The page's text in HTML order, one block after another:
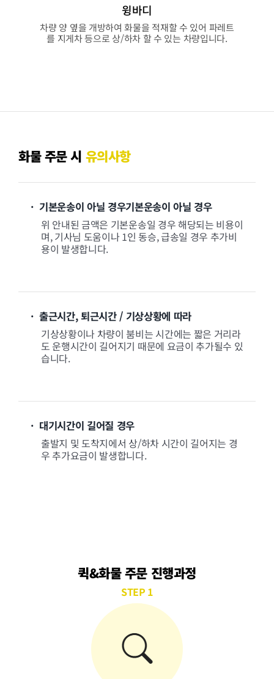
윙바디
차량 양 옆을 개방하여 화물을 적재할 수 있어 파레트
를 지게차 등으로 상/하차 할 수 있는 차량입니다.
화물 주문 시 유의사항
· 기본운송이 아닐 경우기본운송이 아닐 경우
위 안내된 금액은 기본운송일 경우 해당되는 비용이
며, 기사님 도움이나 1인 동승, 급송일 경우 추가비
용이 발생합니다.
· 출근시간, 퇴근시간 / 기상상황에 따라
기상상황이나 차량이 붐비는 시간에는 짧은 거리라
도 운행시간이 길어지기 때문에 요금이 추가될수 있
습니다.
· 대기시간이 길어질 경우
출발지 및 도착지에서 상/하차 시간이 길어지는 경
우 추가요금이 발생합니다.
퀵&화물 주문 진행과정
STEP 1